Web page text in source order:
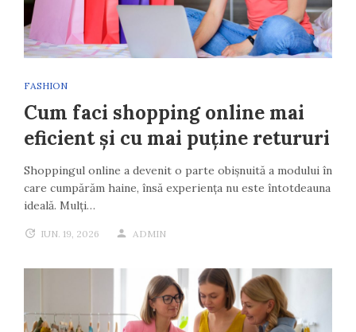
FASHION
Cum faci shopping online mai
eficient și cu mai puține retururi
Shoppingul online a devenit o parte obișnuită a modului în
care cumpărăm haine, însă experiența nu este întotdeauna
ideală. Mulți…
IUN. 19, 2026 ADMIN